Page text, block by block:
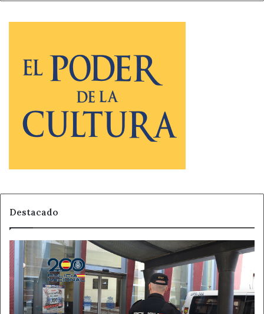
Destacado
Detenida
‘in
fraganti’
en
León
cuando